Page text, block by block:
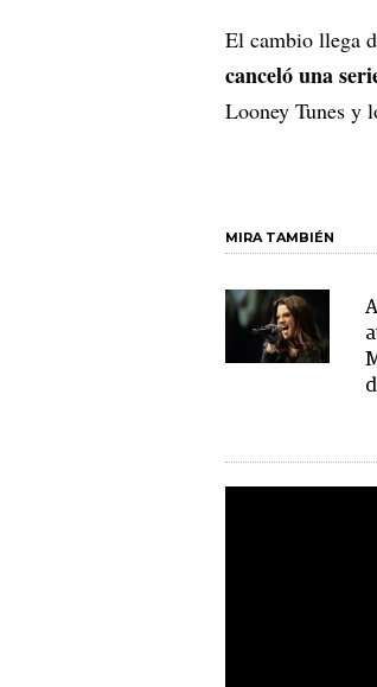
El cambio llega
canceló una
Looney Tunes y
MIRA TAMBIÉN